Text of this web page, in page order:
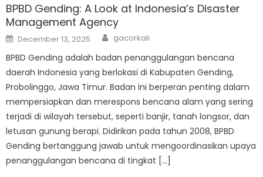
BPBD Gending: A Look at Indonesia’s Disaster
Management Agency
Posted
on
December 13, 2025 Author
gacorkali
BPBD Gending adalah badan penanggulangan bencana
daerah Indonesia yang berlokasi di Kabupaten Gending,
Probolinggo, Jawa Timur. Badan ini berperan penting dalam
mempersiapkan dan merespons bencana alam yang sering
terjadi di wilayah tersebut, seperti banjir, tanah longsor, dan
letusan gunung berapi. Didirikan pada tahun 2008, BPBD
Gending bertanggung jawab untuk mengoordinasikan upaya
penanggulangan bencana di tingkat […]